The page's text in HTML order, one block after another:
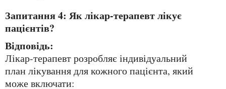
Запитання 4: Як лікар-терапевт лікує
пацієнтів?
Відповідь:
Лікар-терапевт розробляє індивідуальний
план лікування для кожного пацієнта, який
може включати: